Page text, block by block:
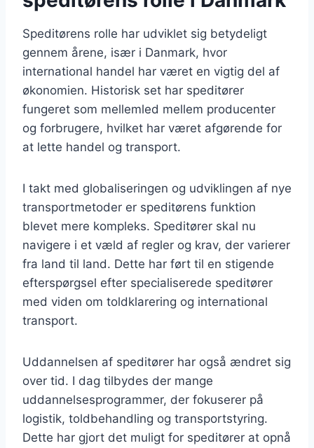
Speditørens rolle har udviklet sig betydeligt
gennem årene, især i Danmark, hvor
international handel har været en vigtig del af
økonomien. Historisk set har speditører
fungeret som mellemled mellem producenter
og forbrugere, hvilket har været afgørende for
at lette handel og transport.
I takt med globaliseringen og udviklingen af nye
transportmetoder er speditørens funktion
blevet mere kompleks. Speditører skal nu
navigere i et væld af regler og krav, der varierer
fra land til land. Dette har ført til en stigende
efterspørgsel efter specialiserede speditører
med viden om toldklarering og international
transport.
Uddannelsen af speditører har også ændret sig
over tid. I dag tilbydes der mange
uddannelsesprogrammer, der fokuserer på
logistik, toldbehandling og transportstyring.
Dette har gjort det muligt for speditører at opnå